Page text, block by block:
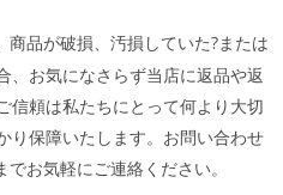
品が破損、汚損していた?または
、お気になさらず当店に返品や返
信頼は私たちにとって何より大切
り保障いたします。お問い合わせ
でお気軽にご連絡ください。